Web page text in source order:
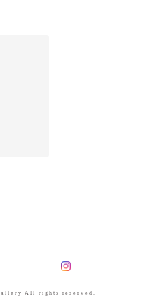
All rights reserved.